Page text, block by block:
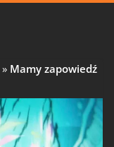
» Mamy zapowiedź